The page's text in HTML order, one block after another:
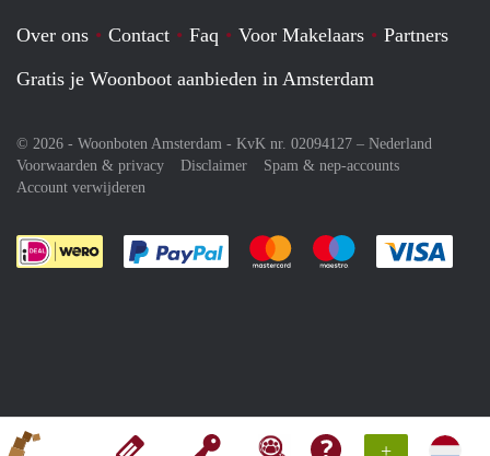
+
Over ons Contact Faq Voor Makelaars
Partners
Gratis je Woonboot aanbieden in Amsterdam
© 2026 - Woonboten Amsterdam - KvK nr. 02094127 – Nederland
Voorwaarden & privacy
Disclaimer
Spam & nep-accounts
Account verwijderen
Je rekent gemakkelijk af met Paypal
Je rekent gemakkelijk af met
Je rekent